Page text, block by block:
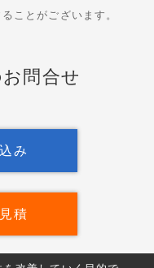
ことがございます。
問合せ
み
積